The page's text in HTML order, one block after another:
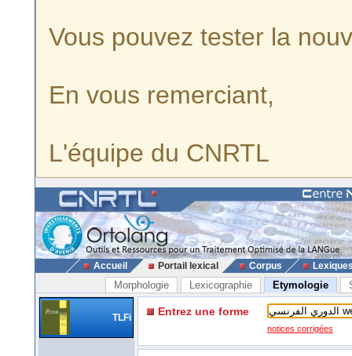
Vous pouvez tester la
En vous remerciant,
L'équipe du CNRTL
Accueil Portail lexical Corpus
Morphologie Lexicographie Etymologie
TLFi Entrez une forme
notices corrigées